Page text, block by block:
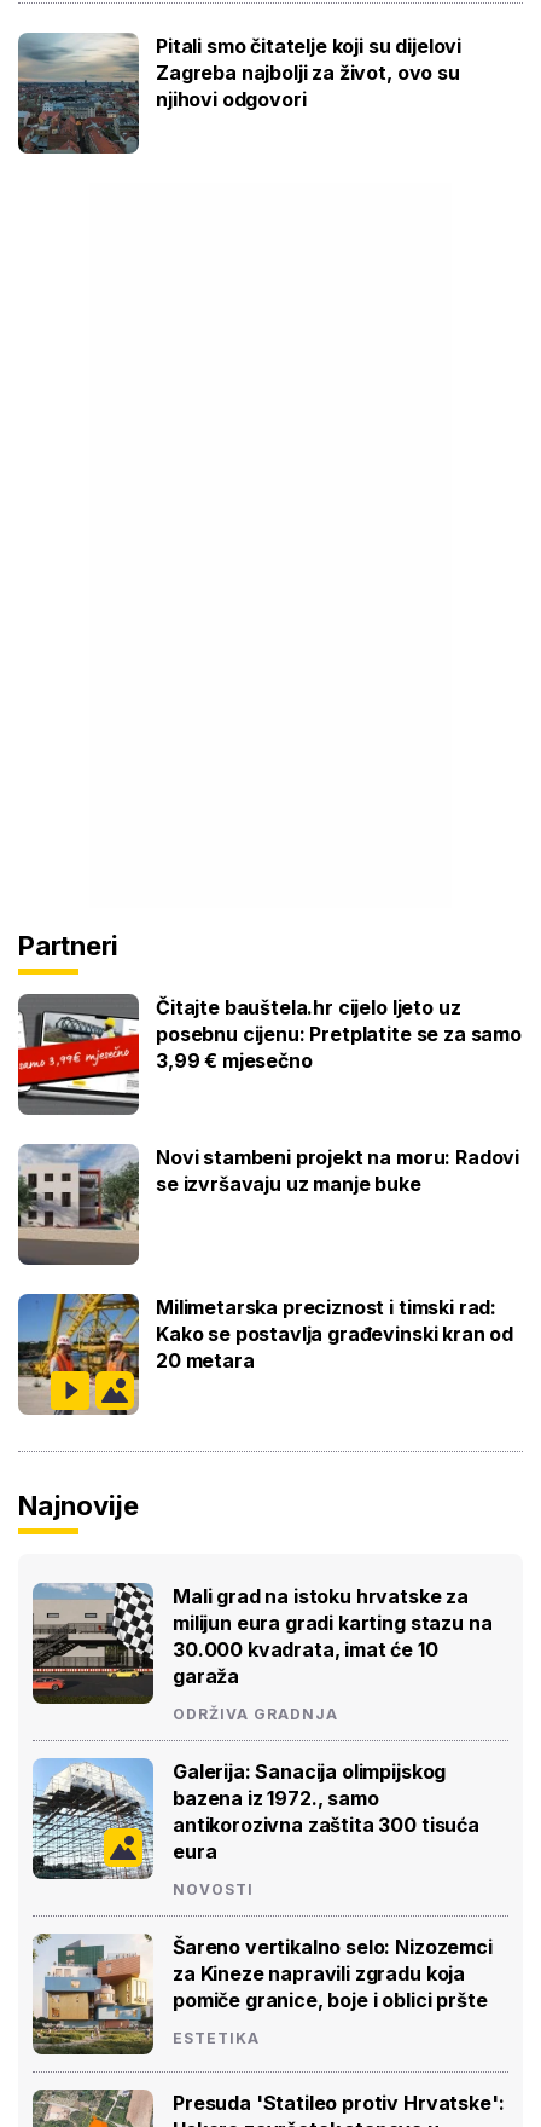
Pitali smo čitatelje koji su dijelovi
Zagreba najbolji za život, ovo su
njihovi odgovori
Partneri
Čitajte bauštela.hr cijelo ljeto uz
posebnu cijenu: Pretplatite se za samo
3,99 € mjesečno
Novi stambeni projekt na moru: Radovi
se izvršavaju uz manje buke
Milimetarska preciznost i timski rad:
Kako se postavlja građevinski kran od
20 metara
Najnovije
Mali grad na istoku hrvatske za
milijun eura gradi karting stazu na
30.000 kvadrata, imat će 10
garaža
ODRŽIVA GRADNJA
Galerija: Sanacija olimpijskog
bazena iz 1972., samo
antikorozivna zaštita 300 tisuća
eura
NOVOSTI
Šareno vertikalno selo: Nizozemci
za Kineze napravili zgradu koja
pomiče granice, boje i oblici pršte
ESTETIKA
Presuda 'Statileo protiv Hrvatske':